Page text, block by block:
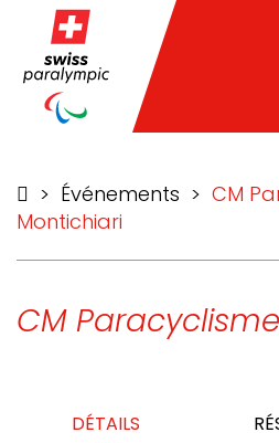
> Événements > CM
Montichiari
CM
DÉTAILS